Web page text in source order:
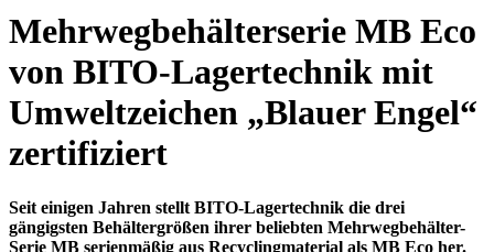
Mehrwegbehälterserie MB Eco
von BITO-Lagertechnik mit
Umweltzeichen „Blauer Engel“
zertifiziert
Seit einigen Jahren stellt BITO-Lagertechnik die drei
gängigsten Behältergrößen ihrer beliebten Mehrwegbehälter-
Serie MB serienmäßig aus Recyclingmaterial als MB Eco her.